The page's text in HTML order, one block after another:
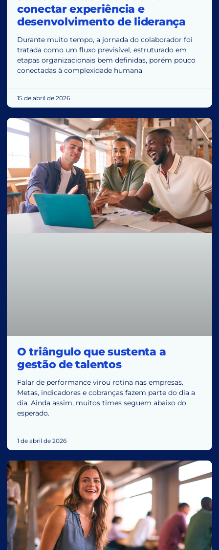
conectar experiência e
desenvolvimento de liderança
Durante muito tempo, a jornada do colaborador foi
tratada como um fluxo previsível, estruturado em
etapas organizacionais bem definidas, porém pouco
conectadas à complexidade humana
15 de abril de 2026
O triângulo que sustenta a
gestão de talentos
Falar de performance virou rotina nas empresas.
Metas, indicadores e cobranças fazem parte do dia a
dia. Ainda assim, muitos times seguem abaixo do
esperado.
1 de abril de 2026